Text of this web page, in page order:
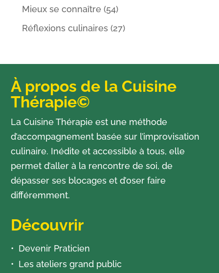
Mieux se connaître (54)
Réflexions culinaires (27)
À propos de la Cuisine
Thérapie©
La Cuisine Thérapie est une méthode
d’accompagnement basée sur l’improvisation
culinaire. Inédite et accessible à tous, elle
permet d’aller à la rencontre de soi, de
dépasser ses blocages et d’oser faire
différemment.
Découvrir
Devenir Praticien
Les ateliers grand public